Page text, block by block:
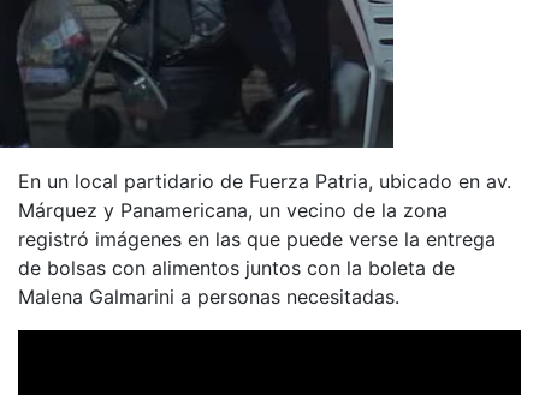
En un local partidario de Fuerza Patria, ubicado en av.
Márquez y Panamericana, un vecino de la zona
registró imágenes en las que puede verse la entrega
de bolsas con alimentos juntos con la boleta de
Malena Galmarini a personas necesitadas.